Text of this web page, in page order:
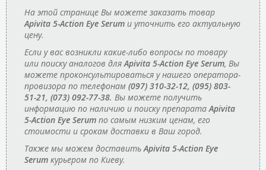
На этой странице Вы можете заказать товар
Apivita 5-Action Eye Serum и уточнить его актуальную
цену.
Если у вас возникли какие-либо вопросы по товару
или поиску аналогов дляApivita 5-Action Eye Serum, Вы
можете проконсультироваться у нашего оператора-
провизора по телефонам (097) 310-32-12, (095) 803-
51-21, (073) 092-77-38. Вы можете получить
информацию по наличию и поиску препаратаApivita
5-Action Eye Serum по самым низким ценам, его
стоимости и срокам доставки в Ваш город.
Также мы можем доставитьApivita 5-Action Eye
Serum курьером по Киеву.